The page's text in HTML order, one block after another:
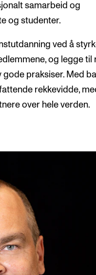
samarbeid og
og studenter.
ved å
og legge til
praksiser. Med
rekkevidde,
over hele verden.